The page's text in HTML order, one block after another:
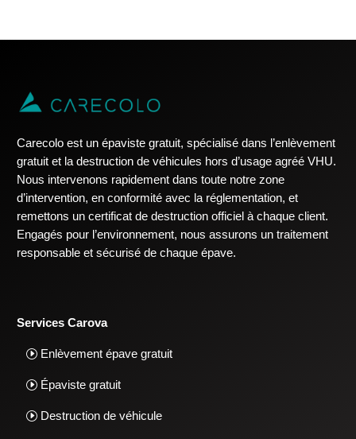
Carecolo est un épaviste gratuit, spécialisé dans l’enlèvement
gratuit et la destruction de véhicules hors d’usage agréé VHU.
Nous intervenons rapidement dans toute notre zone
d’intervention, en conformité avec la réglementation, et
remettons un certificat de destruction officiel à chaque client.
Engagés pour l’environnement, nous assurons un traitement
responsable et sécurisé de chaque épave.
Services Carova
Enlèvement épave gratuit
Épaviste gratuit
Destruction de véhicule